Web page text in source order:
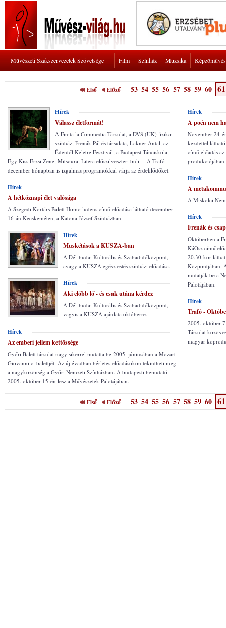
Művészeti Szakszervezetek Szövetsége Film Színház Muzsika
Első Előző 53 54 55 56 57 58 59 60 61
Hírek
Válassz életformát!
A Finita la Commedia Társulat, a DV8 (UK) fizikai
színház, Frenák Pál és társulata, Lakner Antal, az
Édentől Keletre Fesztivál, a Budapest Tánciskola,
Egy Kiss Erzsi Zene, Mitsoura, Litera előszilveszteri buli. – A Trafó
december hónapban is izgalmas programokkal várja az érdeklődőket.
Hírek
A hétköznapi élet valósága
A Szegedi Kortárs Balett Homo ludens című előadása látható december
16-án Kecskeméten, a Katona József Színházban.
Hírek
Muskétások a KUSZA-ban
A Dél-budai Kulturális és Szabadidőközpont,
avagy a KUSZA egész estés színházi előadása.
Hírek
Aki előbb lő - és csak utána kérdez
A Dél-budai Kulturális és Szabadidőközpont,
vagyis a KUSZA ajánlata októberre.
Hírek
Az emberi jellem kettőssége
Győri Balett társulat nagy sikerrel mutatta be 2005. júniusában a Mozart
Giovanni c. balettjét. Az új évadban bérletes előadásokon tekintheti meg
a nagyközönség a Győri Nemzeti Színházban. A budapesti bemutató
2005. október 15-én lesz a Művészetek Palotájában.
Hírek
A poén nem
November 24-
kezdettel
című előadás
produkciójában.
Hírek
A
A Miskolci
Hírek
Frenák és
Októberben a
KáOsz című
20.30-kor
Központjában.
mutatják be a
Palotájában.
Hírek
Trafó -
2005. október
Társulat közös
magyar
Első Előző 53 54 55 56 57 58 59 60 61